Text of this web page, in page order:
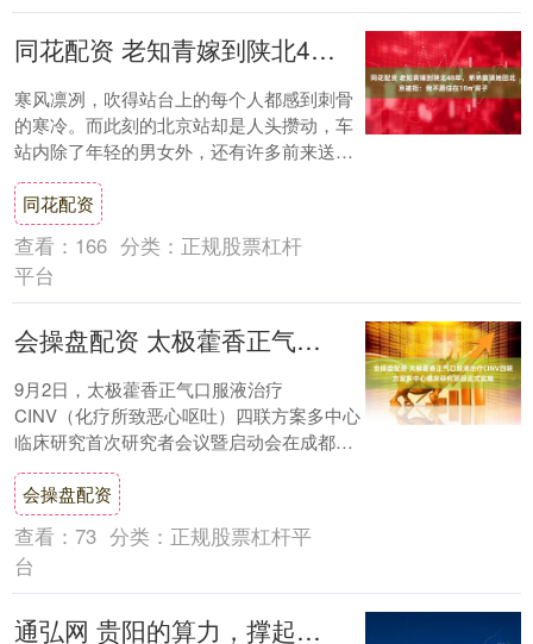
同花配资 老知青嫁到陕北48年，弟弟邀请她回北京被拒：我不愿住在10㎡房子
寒风凛冽，吹得站台上的每个人都感到刺骨
的寒冷。而此刻的北京站却是人头攒动，车
站内除了年轻的男女外，还有许多前来送别
的亲友们。那是1969年腊月，年关将至，许
多人....
同花配资
查看： 166 分类： 正规股票杠杆
平台
会操盘配资 太极藿香正气口服液治疗CINV四联方案多中心临床研究项目正式实施
9月2日，太极藿香正气口服液治疗
CINV（化疗所致恶心呕吐）四联方案多中心
临床研究首次研究者会议暨启动会在成都召
开。会议由成都市第七人民医院陈萍教授主
持，汇聚了....
会操盘配资
查看： 73 分类： 正规股票杠杆平
台
通弘网 贵阳的算力，撑起了多少GDP？